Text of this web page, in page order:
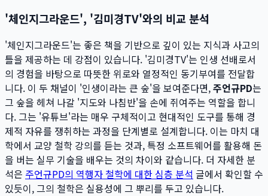
'체인지그라운드', '김미경TV'와의 비교 분석
'체인지그라운드'는 좋은 책을 기반으로 깊이 있는 지식과 사고의
틀을 제공하는 데 강점이 있습니다. '김미경TV'는 인생 선배로서
의 경험을 바탕으로 따뜻한 위로와 열정적인 동기부여를 전달합
니다. 이 두 채널이 '인생이라는 큰 숲'을 보여준다면,주언규PD는
그 숲을 헤쳐 나갈 '지도와 나침반'을 손에 쥐여주는 역할을 합니
다. 그는 '유튜브'라는 매우 구체적이고 현대적인 도구를 통해 경
제적 자유를 쟁취하는 과정을 단계별로 설계합니다. 이는 마치 대
학에서 교양 철학 강의를 듣는 것과, 특정 소프트웨어를 활용해 돈
을 버는 실무 기술을 배우는 것의 차이와 같습니다. 더 자세한 분
석은 주언규PD의 역행자 철학에 대한 심층 분석 글에서 확인할 수
있듯이, 그의 철학은 실용성에 그 뿌리를 두고 있습니다.